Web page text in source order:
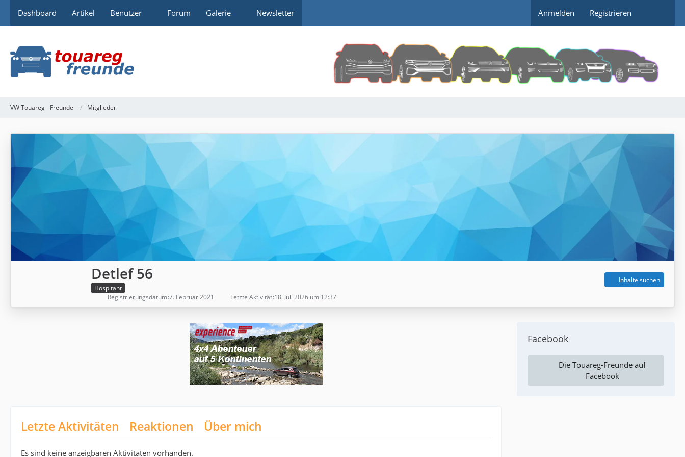
Dashboard Artikel Benutzer Forum Galerie Newsletter Anmelden Registrieren
VW Touareg - Freunde Mitglieder
Detlef 56
Hospitant
Inhalte suchen
Registrierungsdatum 7. Februar 2021 Letzte Aktivität 18. Juli 2026 um 12:37
Letzte Aktivitäten Reaktionen Über mich
Es sind keine anzeigbaren Aktivitäten vorhanden.
Facebook
Die Touareg-Freunde auf
Facebook